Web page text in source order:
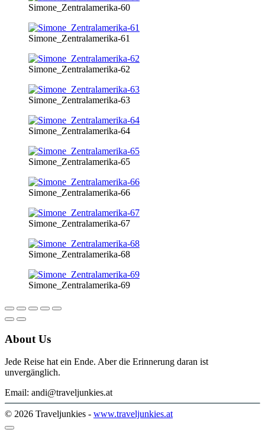
Simone_Zentralamerika-60
Simone_Zentralamerika-61
Simone_Zentralamerika-62
Simone_Zentralamerika-63
Simone_Zentralamerika-64
Simone_Zentralamerika-65
Simone_Zentralamerika-66
Simone_Zentralamerika-67
Simone_Zentralamerika-68
Simone_Zentralamerika-69
About Us
Jede Reise hat ein Ende. Aber die Erinnerung daran ist
unvergänglich.
Email: andi@traveljunkies.at
© 2026 Traveljunkies - www.traveljunkies.at